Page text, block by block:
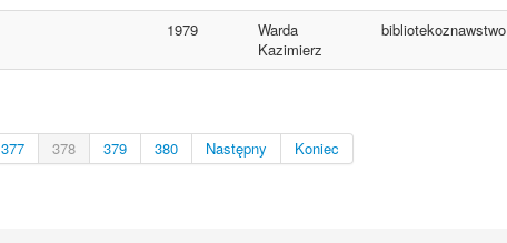
377 378 379 380 Następny Koniec
1979
Warda
Kazimierz
bibliotekoznawstwo